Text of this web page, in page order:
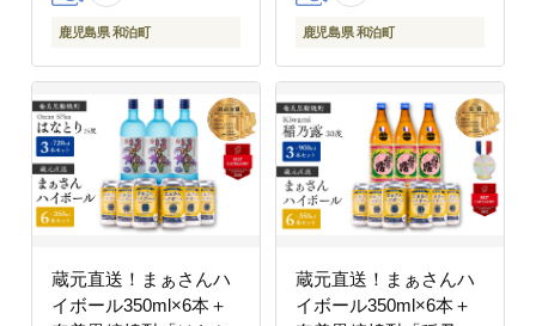
鹿児島県 和泊町 鹿児島県 和泊町
蔵元直送！まぁさんハ
イボール350ml×6本＋
蔵元直送！まぁさんハ
イボール350ml×6本＋